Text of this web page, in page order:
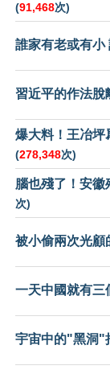
(91,468次)
誰家有老或有小
習近平的作法脫
爆大料！王冶坪
(278,348次)
腦也殘了！安徽
次)
被小偷兩次光顧
一天中國就有三
宇宙中的"黑洞"